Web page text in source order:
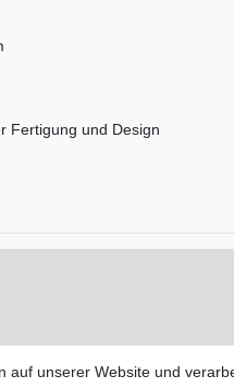
Fertigung und Design
auf unserer Website und